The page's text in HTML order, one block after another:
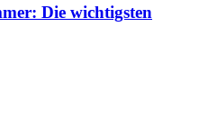
Die wichtigsten